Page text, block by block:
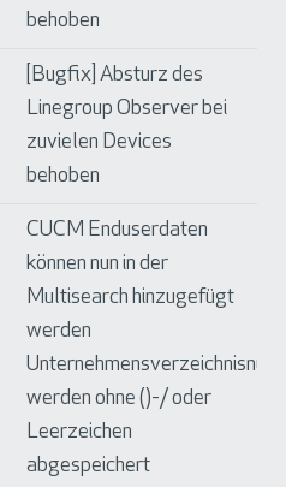
behoben
[Bugfix] Absturz des
Linegroup Observer bei
zuvielen Devices
behoben
CUCM Enduserdaten
können nun in der
Multisearch hinzugefügt
werden
werden ohne ()-/ oder
Leerzeichen
abgespeichert